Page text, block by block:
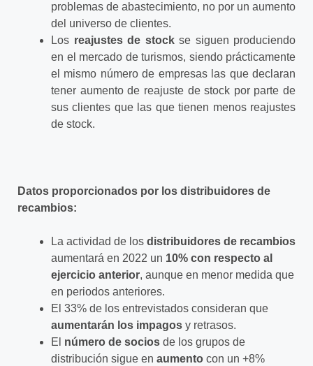
problemas de abastecimiento, no por un aumento
del universo de clientes.
Los reajustes de stockse siguen produciendo
en el mercado de turismos, siendo prácticamente
el mismo número de empresas las que declaran
tener aumento de reajuste de stock por parte de
sus clientes que las que tienen menos reajustes
de stock.
Datos proporcionados por los distribuidores de
recambios:
La actividad de los distribuidores de recambios
aumentará en 2022 un 10% con respecto al
ejercicio anterior, aunque en menor medida que
en periodos anteriores.
El 33% de los entrevistados consideran que
aumentarán los impagos y retrasos.
El número de socios de los grupos de
distribución sigue en aumento con un +8%